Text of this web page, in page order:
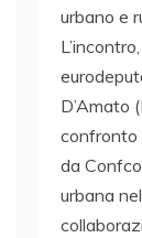
urbano e
D’Amato
confronto
da
urbana